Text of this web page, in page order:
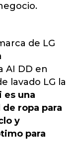
de LG
AI DD en
lavado LG la
es una
ropa para
y
para